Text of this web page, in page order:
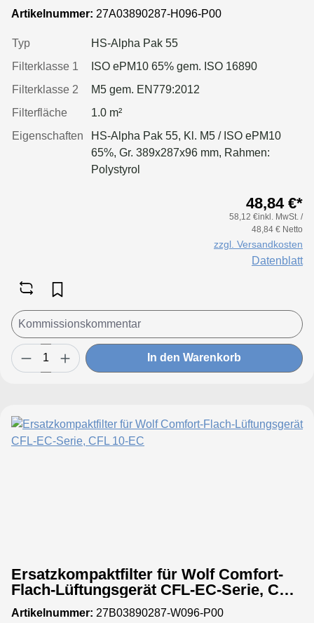
Artikelnummer: 27A03890287-H096-P00
Typ
HS-Alpha Pak 55
Filterklasse 1
ISO ePM10 65% gem. ISO 16890
Filterklasse 2
M5 gem. EN779:2012
Filterfläche
1.0 m²
Eigenschaften
HS-Alpha Pak 55, Kl. M5 / ISO ePM10
65%, Gr. 389x287x96 mm, Rahmen:
Polystyrol
48,84 €*
58,12 €inkl. MwSt. /
48,84 € Netto
zzgl. Versandkosten
Datenblatt
In den Warenkorb
Ersatzkompaktfilter für Wolf Comfort-
Flach-Lüftungsgerät CFL-EC-Serie, CFL
10-EC
Artikelnummer: 27B03890287-W096-P00